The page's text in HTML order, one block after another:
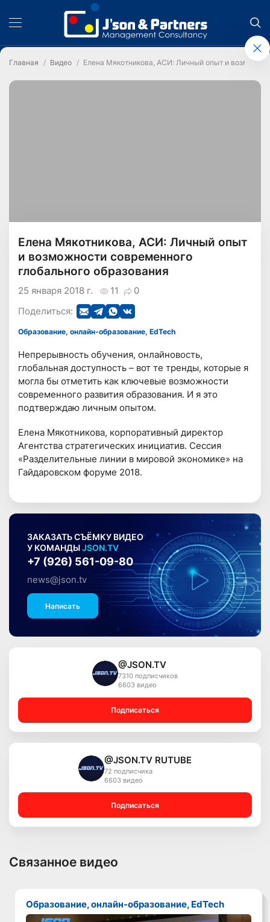
Главная Видео Елена Мякотникова, АСИ: Личный опыт и
Елена Мякотникова, АСИ: Личный опыт
и возможности современного
глобального образования
11 0
25 января 2018 г.
Поделиться:
Образование, онлайн-образование, EdTech
Непрерывность обучения, онлайновость,
глобальная доступность – вот те тренды, которые я
могла бы отметить как ключевые возможности
современного развития образования. И я это
подтверждаю личным опытом.
Елена Мякотникова, корпоративный директор
Агентства стратегических инициатив. Сессия
«Разделительные линии в мировой экономике» на
Гайдаровском форуме 2018.
ЗАКАЗАТЬ СЪЁМКУ ВИДЕО
У КОМАНДЫJSON.TV
+7 (926) 561-09-80
news@json.tv
Написать
@JSON.TV
7310 подписчиков
6603 видео
Подписаться
@JSON.TV RUTUBE
72 подписчика
6603 видео
Подписаться
Связанное видео
Образование, онлайн-образование, EdTech